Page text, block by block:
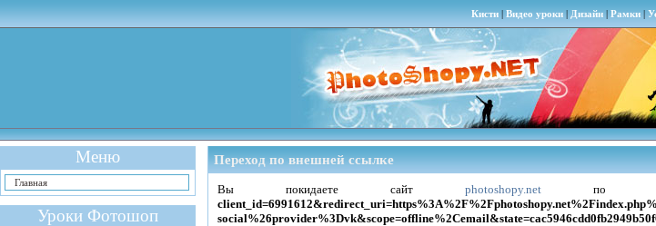
Кисти| Видео уроки| Дизайн| Рамки|
Меню
Главная
Уроки Фотошоп
Переход по внешней ссылке
Вы покидаете сайтphotoshopy.net по